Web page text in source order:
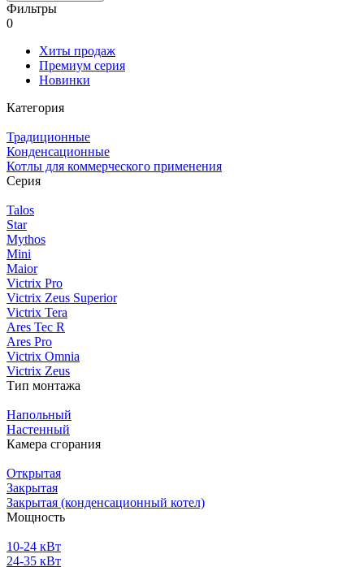
Фильтры
0
Хиты продаж
Премиум серия
Новинки
Категория
Традиционные
Конденсационные
Котлы для коммерческого применения
Серия
Talos
Star
Mythos
Mini
Maior
Victrix Pro
Victrix Zeus Superior
Victrix Tera
Ares Tec R
Ares Pro
Victrix Omnia
Victrix Zeus
Тип монтажа
Напольный
Настенный
Камера сгорания
Открытая
Закрытая
Закрытая (конденсационный котел)
Мощность
10-24 кВт
24-35 кВт